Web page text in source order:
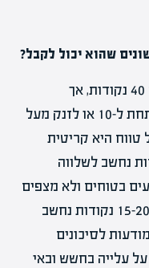
המדד נע בדרך כלל בטווח של 10 עד 40 נקודות, אך
בתקופות קיצוניות הוא יכול לרדת מתחת ל-10 או לזנק מעל
כל טווח היא קריטית
נמוך של 10-15 נקודות נחשב לשלווה
בטוחים ולא מצפים
לתנודות משמעותיות. ערך בינוני של 15-20 נקודות נחשב
לסיכונים
מעיד על עלייה בחשש ובאי